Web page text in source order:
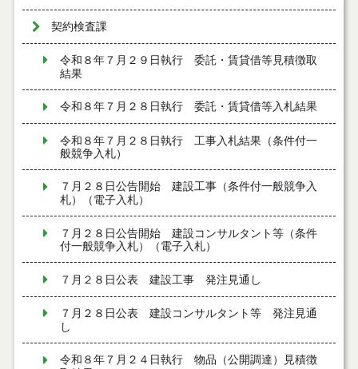
契約検査課
令和８年７月２９日執行 委託・賃貸借等見積徴取
結果
令和８年７月２８日執行 委託・賃貸借等入札結果
令和８年７月２８日執行 工事入札結果（条件付一
般競争入札）
７月２８日公告開始 建設工事（条件付一般競争入
札）（電子入札）
７月２８日公告開始 建設コンサルタント等（条件
付一般競争入札）（電子入札）
７月２８日公表 建設工事 発注見通し
７月２８日公表 建設コンサルタント等 発注見通
し
令和８年７月２４日執行 物品（公開調達）見積徴